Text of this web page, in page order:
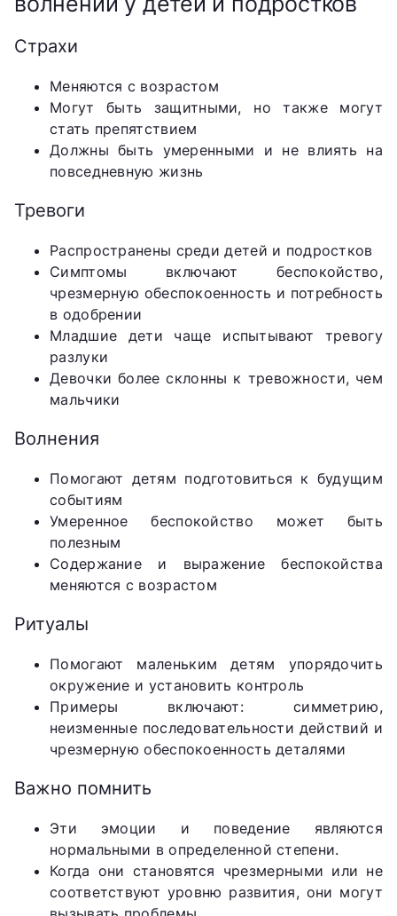
Страхи
Меняются с возрастом
Могут быть защитными, но также могут
стать препятствием
Должны быть умеренными и не влиять на
повседневную жизнь
Тревоги
Распространены среди детей и подростков
Симптомы включают беспокойство,
чрезмерную обеспокоенность и потребность
в одобрении
Младшие дети чаще испытывают тревогу
разлуки
Девочки более склонны к тревожности, чем
мальчики
Волнения
Помогают детям подготовиться к будущим
событиям
Умеренное беспокойство может быть
полезным
Содержание и выражение беспокойства
меняются с возрастом
Ритуалы
Помогают маленьким детям упорядочить
окружение и установить контроль
Примеры включают: симметрию,
неизменные последовательности действий и
чрезмерную обеспокоенность деталями
Важно помнить
Эти эмоции и поведение являются
нормальными в определенной степени.
Когда они становятся чрезмерными или не
соответствуют уровню развития, они могут